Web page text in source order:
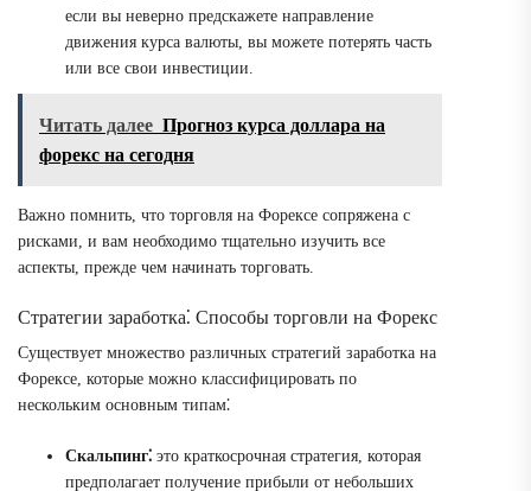
если вы неверно предскажете направление
движения курса валюты, вы можете потерять часть
или все свои инвестиции.
Читать далее Прогноз курса доллара на
форекс на сегодня
Важно помнить, что торговля на Форексе сопряжена с
рисками, и вам необходимо тщательно изучить все
аспекты, прежде чем начинать торговать.
Стратегии заработка⁚ Способы торговли на Форекс
Существует множество различных стратегий заработка на
Форексе, которые можно классифицировать по
нескольким основным типам⁚
Скальпинг⁚ это краткосрочная стратегия, которая
предполагает получение прибыли от небольших